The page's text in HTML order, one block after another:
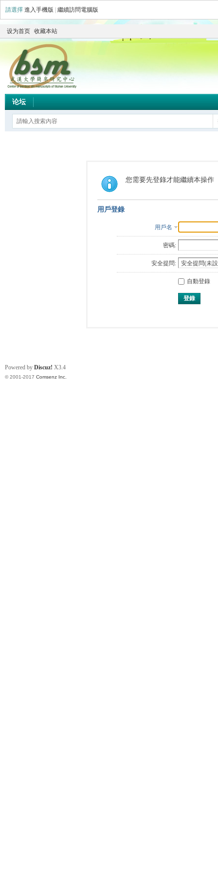
請選擇 進入手機版 繼續訪問電腦版
设为首页 收藏本站
论坛
您需要先登錄才能繼續本操作
用戶登錄
用戶名
密碼:
安全提問:
自動登錄
登錄
Powered by Discuz! X3.4
© 2001-2017 Comsenz Inc.